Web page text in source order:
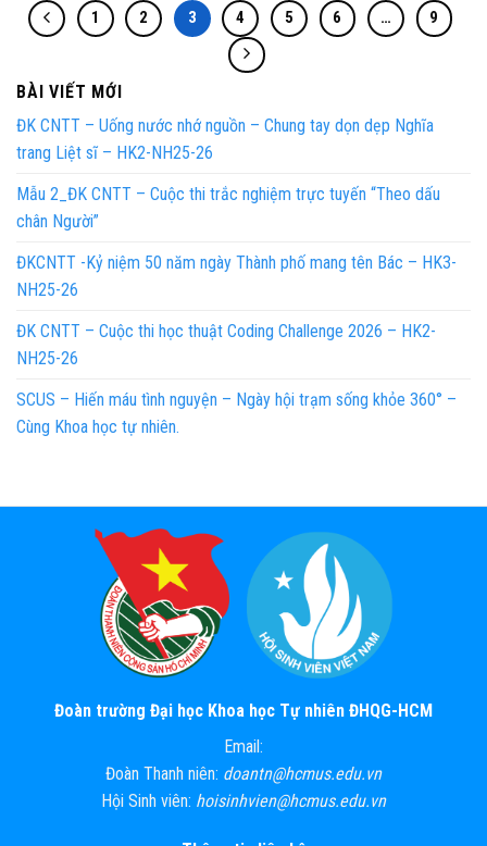
1 2 3 4 5 6 … 9
BÀI VIẾT MỚI
ĐK CNTT – Uống nước nhớ nguồn – Chung tay dọn dẹp Nghĩa
trang Liệt sĩ – HK2-NH25-26
Mẫu 2_ĐK CNTT – Cuộc thi trắc nghiệm trực tuyến “Theo dấu
chân Người”
ĐKCNTT -Kỷ niệm 50 năm ngày Thành phố mang tên Bác – HK3-
NH25-26
ĐK CNTT – Cuộc thi học thuật Coding Challenge 2026 – HK2-
NH25-26
SCUS – Hiến máu tình nguyện – Ngày hội trạm sống khỏe 360° –
Cùng Khoa học tự nhiên.
Đoàn trường Đại học Khoa học Tự nhiên ĐHQG-HCM
Email:
Đoàn Thanh niên: doantn@hcmus.edu.vn
Hội Sinh viên: hoisinhvien@hcmus.edu.vn